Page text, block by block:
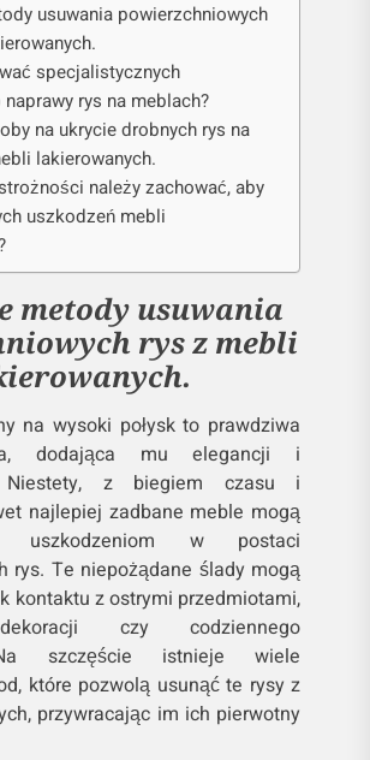
usuwania powierzchniowych
specjalistycznych
rys na meblach?
na ukrycie drobnych rys na
lakierowanych.
należy zachować, aby
uszkodzeń mebli
metody usuwania
rys z mebli
na wysoki połysk to prawdziwa
dodająca mu elegancji i
Niestety, z biegiem czasu i
najlepiej zadbane meble mogą
uszkodzeniom w postaci
rys. Te niepożądane ślady mogą
kontaktu z ostrymi przedmiotami,
czy codziennego
szczęście istnieje wiele
które pozwolą usunąć te rysy z
przywracając im ich pierwotny